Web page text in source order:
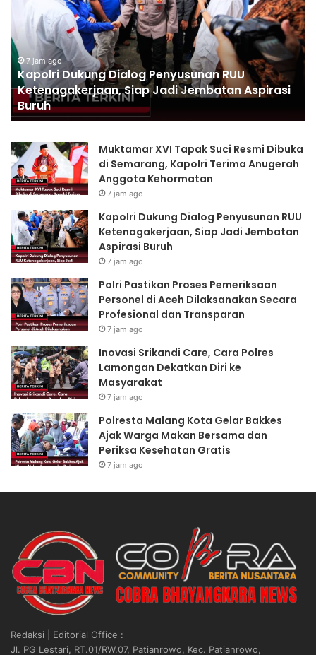
Pemeriksaan
Personel
di
Aceh
Dilaksanakan
Secara
Profesional
dan
7 jam ago
Polri Pastikan Proses Pemeriksaan Personel di
Aceh Dilaksanakan Secara Profesional dan
Transparan
Muktamar XVI Tapak Suci Resmi Dibuka
di Semarang, Kapolri Terima Anugerah
Anggota Kehormatan
7 jam ago
Kapolri Dukung Dialog Penyusunan RUU
Ketenagakerjaan, Siap Jadi Jembatan
Aspirasi Buruh
7 jam ago
Polri Pastikan Proses Pemeriksaan
Personel di Aceh Dilaksanakan Secara
Profesional dan Transparan
7 jam ago
Inovasi Srikandi Care, Cara Polres
Lamongan Dekatkan Diri ke
Masyarakat
7 jam ago
Polresta Malang Kota Gelar Bakkes
Ajak Warga Makan Bersama dan
Periksa Kesehatan Gratis
7 jam ago
Redaksi | Editorial Office :
Jl. PG Lestari, RT.01/RW.07, Patianrowo, Kec. Patianrowo,